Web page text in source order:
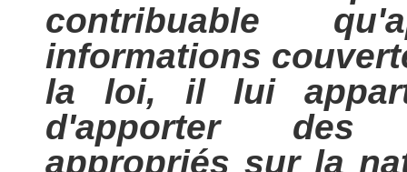
contribuable
informations
la loi, il lui
d'apporter des
appropriés sur la